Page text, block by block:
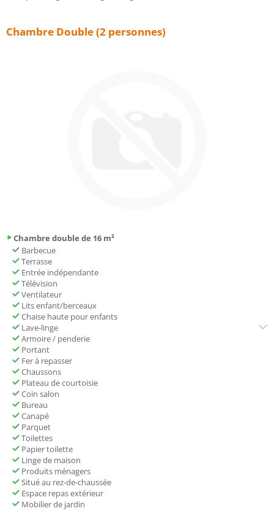
Chambre Double (2 personnes)
Chambre double de 16 m²
Barbecue
Terrasse
Entrée indépendante
Télévision
Ventilateur
Lits enfant/berceaux
Chaise haute pour enfants
Lave-linge
Armoire / penderie
Portant
Fer à repasser
Chaussons
Plateau de courtoisie
Coin salon
Bureau
Canapé
Parquet
Toilettes
Papier toilette
Linge de maison
Produits ménagers
Situé au rez-de-chaussée
Espace repas extérieur
Mobilier de jardin